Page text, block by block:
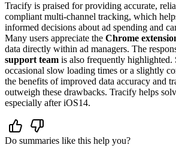
Tracify is praised for providing accurate,
compliant multi-channel tracking, which
informed decisions about ad spending and
Many users appreciate the Chrome
data directly within ad managers. The
support team is also frequently highlighted.
occasional slow loading times or a slightly
the benefits of improved data accuracy and
outweigh these drawbacks. Tracify helps
especially after iOS14.
Do summaries like this help you?